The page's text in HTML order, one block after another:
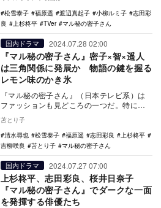
る…
松雪泰子
福原遥 渡辺真起子 小柳ルミ子
志田彩
良
上杉柊平 TVer マル秘の密子さん
国内ドラマ 2024.07.28 02:00
『マル秘の密子さん』密子×智×遥人
は三角関係に発展か 物語の鍵を握る
レモン味のかき氷
『マル秘の密子さん』（日本テレビ系）は
ファッションも見どころの一つだ。特に目
苫とり子
清水尋也
松雪泰子 福原遥 志田彩良
上杉柊平
吉柳咲良
苫とり子 マル秘の密子さん
国内ドラマ 2024.07.27 07:00
上杉柊平、志田彩良、桜井日奈子
『マル秘の密子さん』でダークな一面
を発揮する俳優たち